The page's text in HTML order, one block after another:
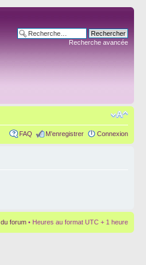
Recherche avancée
FAQ M’enregistrer Connexion
forum • Heures au format UTC + 1 heure